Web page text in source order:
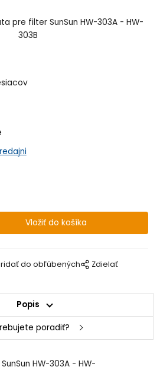
pre filter SunSun HW-303A - HW-
303B
do obľúbených Zdielať
Popis
poradiť?
HW-303A - HW-